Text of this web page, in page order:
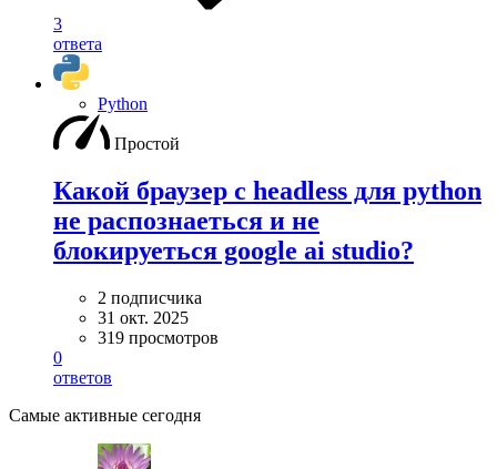
3
ответа
Python
Простой
Какой браузер с headless для python
не распознаеться и не
блокируеться google ai studio?
2 подписчика
31 окт. 2025
319 просмотров
0
ответов
Самые активные сегодня